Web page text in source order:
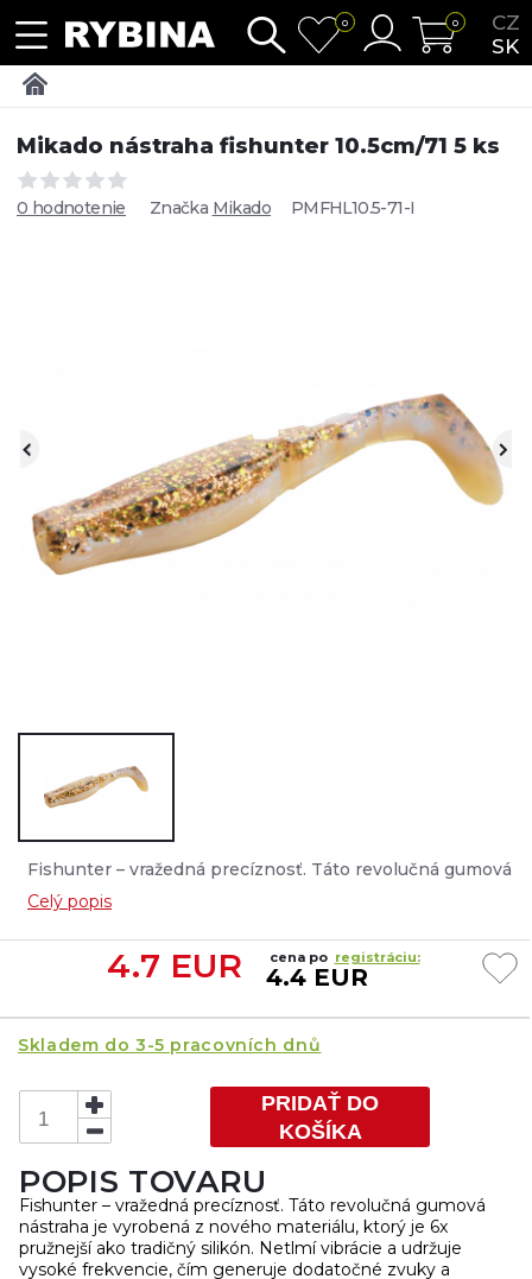
CZ
SK
0 0
Mikado nástraha fishunter 10.5cm/71 5 ks
0 hodnotenie Značka Mikado PMFHL10.5-71-I
Fishunter – vražedná precíznosť. Táto revolučná gumová
nástraha je vyrobená z nového materiálu, ktorý je 6x
pružnejší ako tradičný silikón. Netlmí vibrácie a udržuje
vysoké frekvencie, čím generuje dodatočné zvuky a
vibrácie, ktoré oživujú nástrahu....
Celý popis
4.7 EUR cena po registráciu:
4.4 EUR
Skladem do 3-5 pracovních dnů
PRIDAŤ DO
KOŠÍKA
POPIS TOVARU
Fishunter – vražedná precíznosť. Táto revolučná gumová
nástraha je vyrobená z nového materiálu, ktorý je 6x
pružnejší ako tradičný silikón. Netlmí vibrácie a udržuje
vysoké frekvencie, čím generuje dodatočné zvuky a